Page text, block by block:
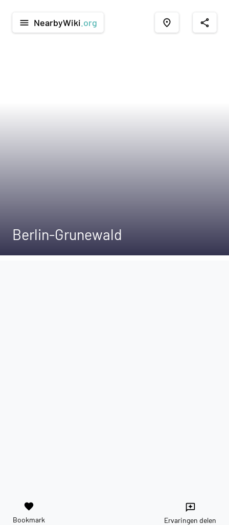
menu NearbyWiki .org place share
Berlin-Grunewald
favorite
Bookmark
reviews
Ervaringen delen